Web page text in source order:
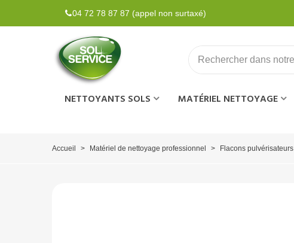
04 72 78 87 87 (appel non surtaxé)
NETTOYANTS SOLS MATÉRIEL NETTOYAGE
Accueil > Matériel de nettoyage professionnel > Flacons pulvérisateurs